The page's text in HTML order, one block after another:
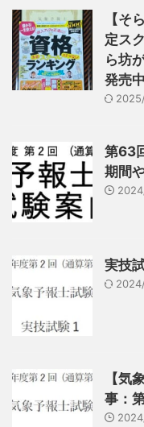
【そ
定ス
ら坊
発売中
第63
期間
実技
【気
事：